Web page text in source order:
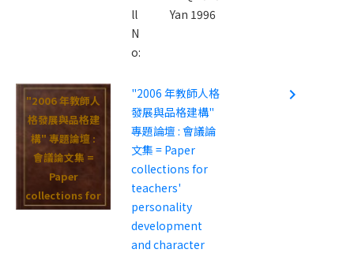
ll
N
o:
Yan 1996
"2006 年教師人
格發展與品格建
構" 專題論壇 :
會議論文集 =
Paper
collections for
teachers'
"2006 年教師人格
發展與品格建構"
專題論壇 : 會議論
文集 = Paper
collections for
teachers'
personality
development
and character
navigate_next